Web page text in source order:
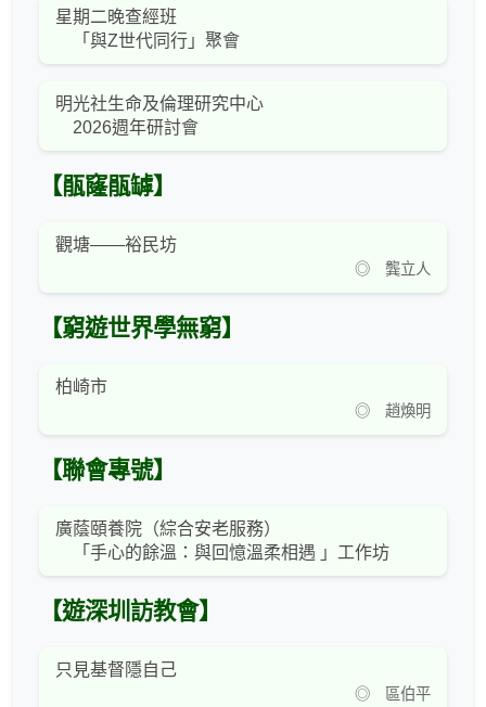
星期二晚查經班
「與Z世代同行」聚會
明光社生命及倫理研究中心
2026週年研討會
【瓹窿瓹罅】
觀塘——裕民坊
◎ 龔立人
【窮遊世界學無窮】
柏崎市
◎ 趙煥明
【聯會專號】
廣蔭頤養院（綜合安老服務）
「手心的餘溫：與回憶溫柔相遇 」工作坊
【遊深圳訪教會】
只見基督隱自己
◎ 區伯平